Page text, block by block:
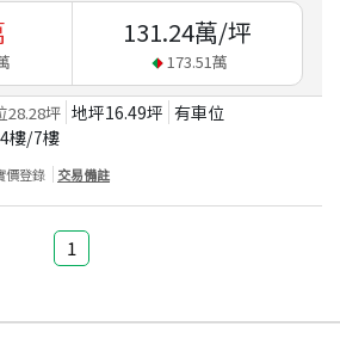
131.24萬/坪
173.51萬
28.28坪 地坪16.49坪 有車位
4樓/7樓
價登錄 交易備註
1